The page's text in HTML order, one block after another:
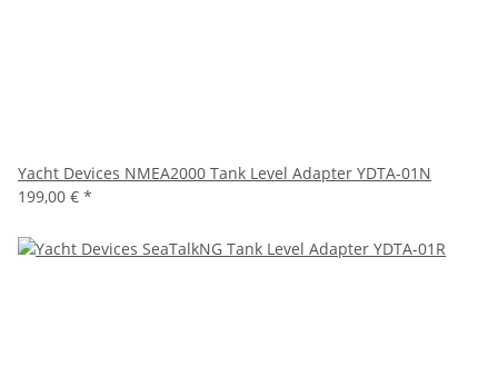
Yacht Devices NMEA2000 Tank Level Adapter YDTA-01N
199,00 € *